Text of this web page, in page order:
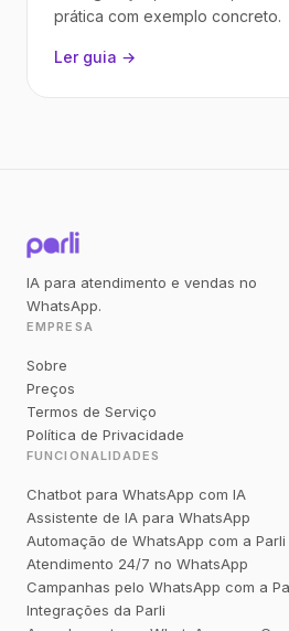
prática com exemplo concreto.
Ler guia →
IA para atendimento e vendas no
WhatsApp.
EMPRESA
Sobre
Preços
Termos de Serviço
Política de Privacidade
FUNCIONALIDADES
Chatbot para WhatsApp com IA
Assistente de IA para WhatsApp
Automação de WhatsApp com a Parli
Atendimento 24/7 no WhatsApp
Campanhas pelo WhatsApp com a
Integrações da Parli